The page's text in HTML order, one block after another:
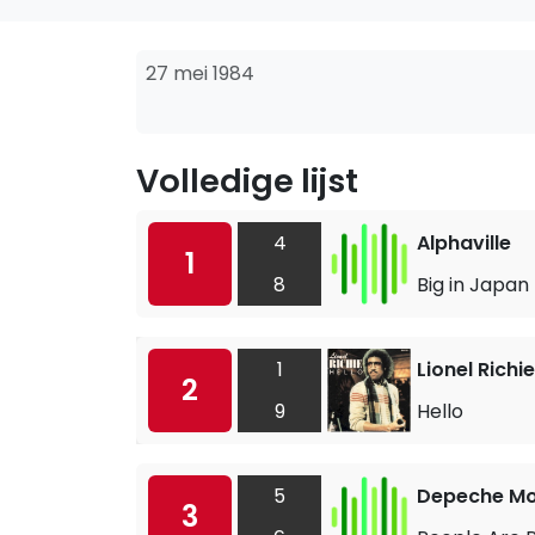
27 mei 1984
Volledige lijst
1
4
8
Alphaville
Big in Japan
2
1
9
Lionel Richie
Hello
3
5
Depeche